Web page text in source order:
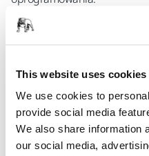
This website uses cookies
We use cookies to
provide social media
We also share information
our social media,
Tegoroczne nagrody to
wytwarzane lokalnie, w
Jakobstad w Finlandii.
Red Dot Design Award to
produkty, projekty